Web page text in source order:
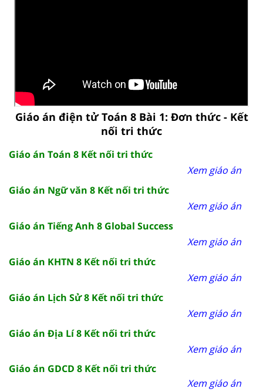
Giáo án điện tử Toán 8 Bài 1: Đơn thức - Kết
nối tri thức
Giáo án Toán 8 Kết nối tri thức
Xem giáo án
Giáo án Ngữ văn 8 Kết nối tri thức
Xem giáo án
Giáo án Tiếng Anh 8 Global Success
Xem giáo án
Giáo án KHTN 8 Kết nối tri thức
Xem giáo án
Giáo án Lịch Sử 8 Kết nối tri thức
Xem giáo án
Giáo án Địa Lí 8 Kết nối tri thức
Xem giáo án
Giáo án GDCD 8 Kết nối tri thức
Xem giáo án